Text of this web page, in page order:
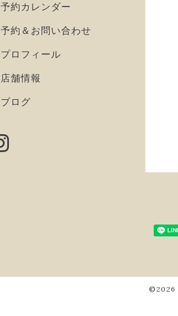
予約カレンダー
予約＆お問い合わせ
プロフィール
店舗情報
ブログ
©2026